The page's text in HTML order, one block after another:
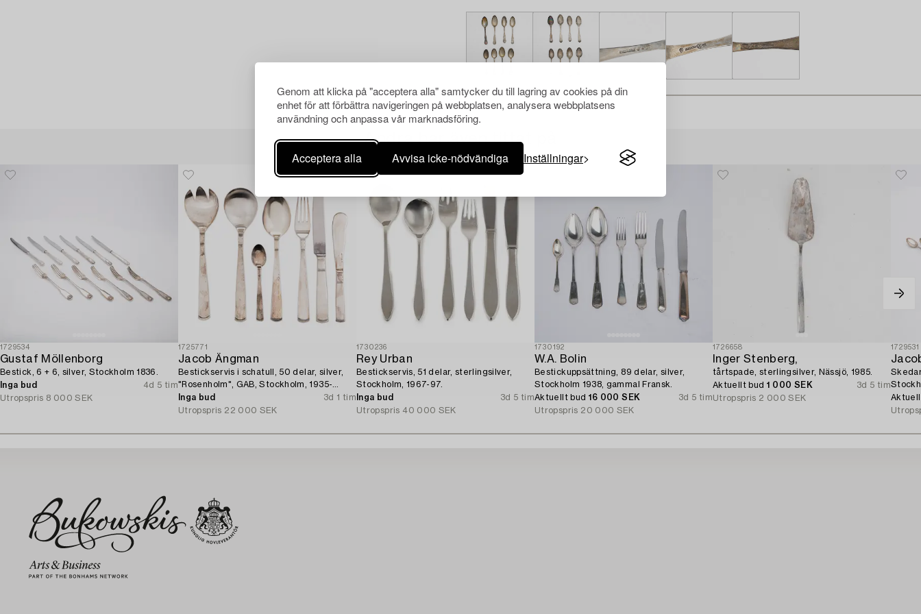
Genom att klicka på "acceptera alla" samtycker du till lagring av cookies på din
enhet för att förbättra navigeringen på webbplatsen, analysera webbplatsens
användning och anpassa vår marknadsföring.
Acceptera alla Avvisa icke-nödvändiga Inställningar
Andra har även tittat på
1729534
Gustaf Möllenborg
Bestick, 6 + 6, silver, Stockholm 1836.
Inga bud
4d 5 tim
Utropspris 8 000 SEK
1725771
Jacob Ängman
Bestickservis i schatull, 50 delar, silver,
"Rosenholm", GAB, Stockholm, 1935-
2001.
Inga bud
3d 1 tim
Utropspris 22 000 SEK
1730236
Rey Urban
Bestickservis, 51 delar, sterlingsilver,
Stockholm, 1967-97.
Inga bud
3d 5 tim
Utropspris 40 000 SEK
1730192
W.A. Bolin
Bestickuppsättning, 89 delar, silver,
Stockholm 1938, gammal Fransk.
Aktuellt bud 16 000 SEK
3d 5 tim
Utropspris 20 000 SEK
1726658
Inger Stenberg,
tårtspade, sterlingsilver, Nässjö, 1985.
Aktuellt bud 1 000 SEK
3d 5 tim
Utropspris 2 000 SEK
1729531